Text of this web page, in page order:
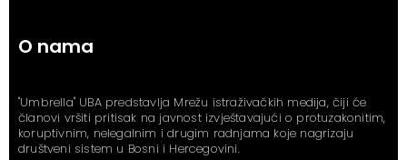
O nama
"Umbrella" UBA predstavlja Mrežu istraživačkih medija, čiji će
članovi vršiti pritisak na javnost izvještavajući o protuzakonitim,
koruptivnim, nelegalnim i drugim radnjama koje nagrizaju
društveni sistem u Bosni i Hercegovini.